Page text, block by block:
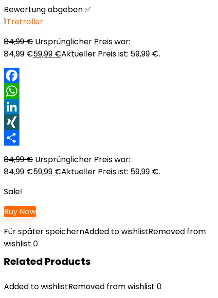
Bewertung abgeben ✅
1Tretroller
84,99€ Ursprünglicher Preis war:
84,99 €59,99 €Aktueller Preis ist: 59,99 €.
Facebook
WhatsApp
LinkedIn
XING
84,99€ Ursprünglicher Preis war:
84,99 €59,99 €Aktueller Preis ist: 59,99 €.
Sale!
Buy Now
Für später speichernAdded to wishlistRemoved from
wishlist 0
Related Products
Added to wishlistRemoved from wishlist 0